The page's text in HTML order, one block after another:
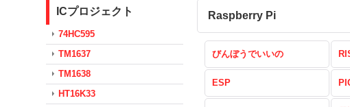
ICプロジェクト
74HC595
TM1637
TM1638
HT16K33
Raspberry Pi
びんぼうでいいの
ESP